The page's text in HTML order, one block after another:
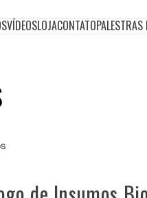
VÍDEOSLOJACONTATOPALESTRAS